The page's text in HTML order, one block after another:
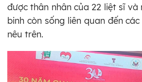
được thân nhân của 22 liệt sĩ và
binh còn sống liên quan đến
nêu trên.